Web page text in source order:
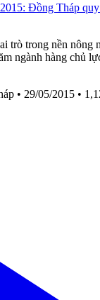
Đồng Tháp
trò trong nền nông
ngành hàng chủ
• 29/05/2015 •